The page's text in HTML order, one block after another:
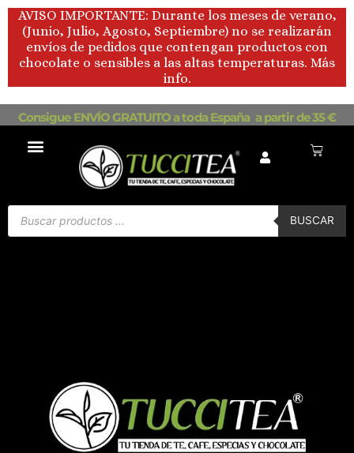
contenido
AVISO IMPORTANTE: Durante los meses de verano,
(Junio, Julio, Agosto, Septiembre) no se realizarán
envíos de pedidos que contengan productos con
chocolate o sensibles a las altas temperaturas. Más
info.
Consigue ENVÍO GRATUITO a toda España a partir de 35 €
Carrito
Búsqueda
productos
BUSCAR